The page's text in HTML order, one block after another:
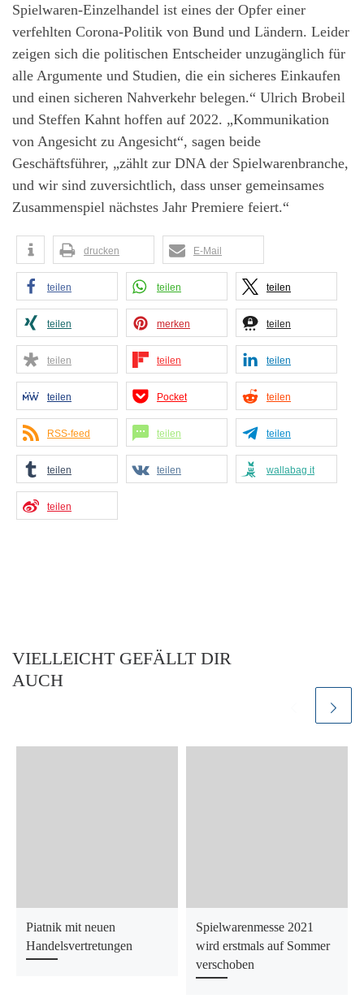
Spielwaren-Einzelhandel ist eines der Opfer einer
verfehlten Corona-Politik von Bund und Ländern. Leider
zeigen sich die politischen Entscheider unzugänglich für
alle Argumente und Studien, die ein sicheres Einkaufen
und einen sicheren Nahverkehr belegen.“ Ulrich Brobeil
und Steffen Kahnt hoffen auf 2022. „Kommunikation
von Angesicht zu Angesicht“, sagen beide
Geschäftsführer, „zählt zur DNA der Spielwarenbranche,
und wir sind zuversichtlich, dass unser gemeinsames
Zusammenspiel nächstes Jahr Premiere feiert.“
drucken E-Mail
teilen teilen teilen
teilen merken teilen
teilen teilen teilen
teilen Pocket teilen
RSS-feed teilen teilen
teilen teilen wallabag it
teilen
VIELLEICHT GEFÄLLT DIR
AUCH
Piatnik mit neuen
Handelsvertretungen
Spielwarenmesse 2021
wird erstmals auf Sommer
verschoben